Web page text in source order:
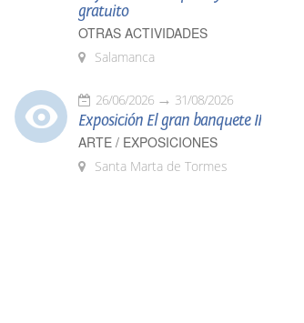
gratuito
OTRAS ACTIVIDADES
Salamanca
26/06/2026 31/08/2026
Exposición El gran banquete II
ARTE / EXPOSICIONES
Santa Marta de Tormes